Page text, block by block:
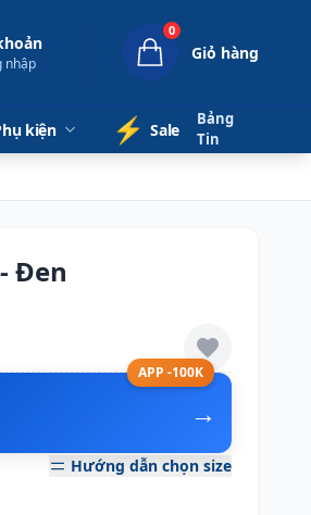
nhập
0
Giỏ hàng
kiện ⚡️ Sale
Bảng
Tin
Đen
APP -100K
→
Hướng dẫn chọn size